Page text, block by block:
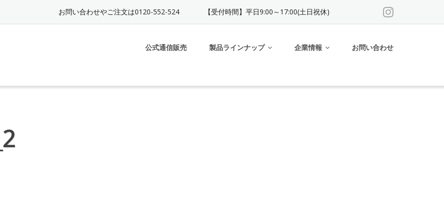
お問い合わせやご注文は0120-552-524 【受付時間】平日9:00～17:00(土日祝休)
公式通信販売 製品ラインナップ 企業情報 お問い合わせ